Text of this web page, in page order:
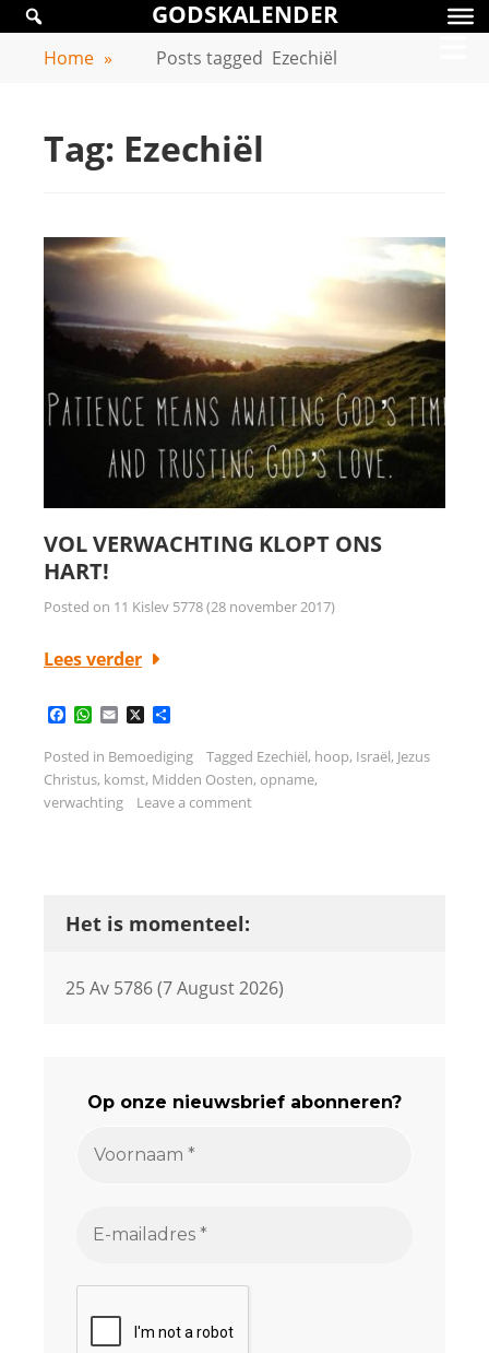
Skip
content
GODSKALENDER
GODSKALENDER
Home » Posts tagged Ezechiël
Tag: Ezechiël
VOL VERWACHTING KLOPT ONS
HART!
Posted on 11 Kislev 5778 (28 november 2017)
Lees verder
Facebook
WhatsApp
Email
X
Posted in Bemoediging Tagged Ezechiël, hoop, Israël, Jezus
Christus, komst, Midden Oosten, opname,
verwachting
Leave a comment
Het is momenteel:
25 Av 5786 (7 August 2026)
Op onze nieuwsbrief abonneren?